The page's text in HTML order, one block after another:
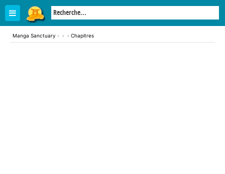
Manga Sanctuary › › › Chapitres